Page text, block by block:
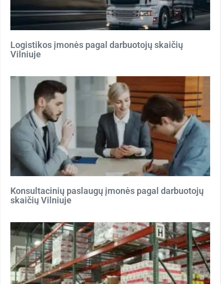
Logistikos įmonės pagal darbuotojų skaičių
Vilniuje
Konsultacinių paslaugų įmonės pagal darbuotojų
skaičių Vilniuje